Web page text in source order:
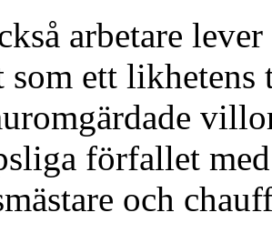
arbetare
som ett
förfallet
och